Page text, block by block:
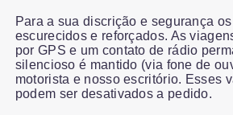
Para a sua discrição e segurança
escurecidos e reforçados. As
por GPS e um contato de rádio
silencioso é mantido (via fone de
motorista e nosso escritório. Esses
podem ser desativados a pedido.